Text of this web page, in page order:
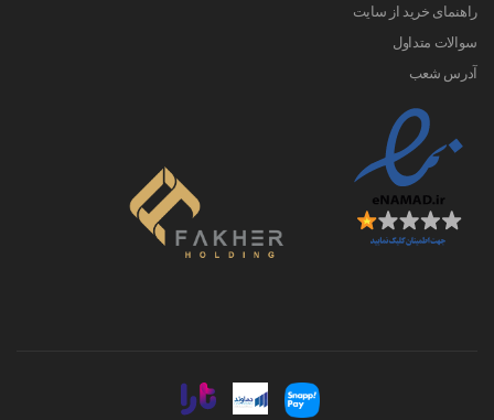
راهنمای خرید از سایت
سوالات متداول
آدرس شعب